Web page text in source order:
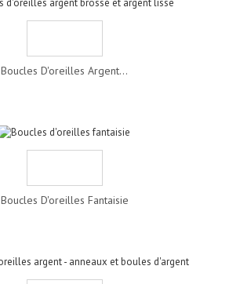
Boucles D'oreilles Argent...
Boucles D'oreilles Fantaisie